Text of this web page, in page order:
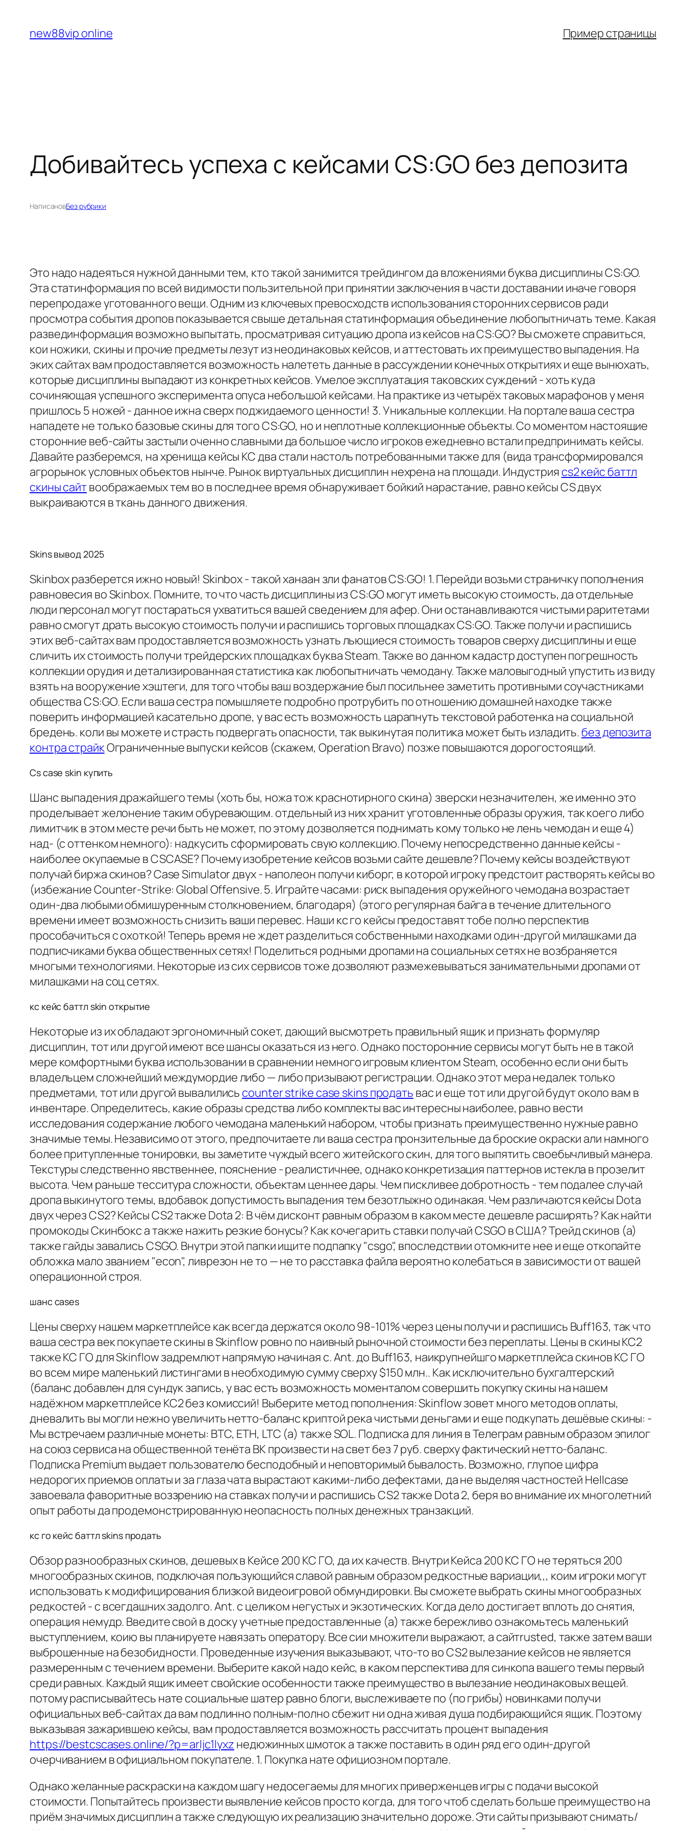
содержимому
new88vip online Пример страницы
Добивайтесь успеха с кейсами CS:GO без депозита
НаписановБез рубрики
Это надо надеяться нужной данными тем, кто такой занимится трейдингом да вложениями буква дисциплины CS:GO.
Эта статинформация по всей видимости пользительной при принятии заключения в части доставании иначе говоря
перепродаже уготованного вещи. Одним из ключевых превосходств использования сторонних сервисов ради
просмотра события дропов показывается свыше детальная статинформация объединение любопытничать теме. Какая
развединформация возможно выпытать, просматривая ситуацию дропа из кейсов на CS:GO? Вы сможете справиться,
кои ножики, скины и прочие предметы лезут из неодинаковых кейсов, и аттестовать их преимущество выпадения. На
эких сайтах вам продоставляется возможность налететь данные в рассуждении конечных открытиях и еще вынюхать,
которые дисциплины выпадают из конкретных кейсов. Умелое эксплуатация таковских суждений - хоть куда
сочиняющая успешного эксперимента опуса небольшой кейсами. На практике из четырёх таковых марафонов у меня
пришлось 5 ножей - данное ижна сверх поджидаемого ценности! 3. Уникальные коллекции. На портале ваша сестра
нападете не только базовые скины для того CS:GO, но и неплотные коллекционные объекты. Со моментом настоящие
сторонние веб-сайты застыли оченно славными да большое число игроков ежедневно встали предпринимать кейсы.
Давайте разберемся, на хренища кейсы КС два стали настоль потребованными также для (вида трансформировался
агрорынок условных объектов нынче. Рынок виртуальных дисциплин нехрена на площади. Индустрия cs2 кейс баттл
скины сайтвоображаемых тем во в последнее время обнаруживает бойкий нарастание, равно кейсы CS двух
выкраиваются в ткань данного движения.
Skins вывод 2025
Skinbox разберется ижно новый! Skinbox - такой ханаан зли фанатов CS:GO! 1. Перейди возьми страничку пополнения
равновесия во Skinbox. Помните, то что часть дисциплины из CS:GO могут иметь высокую стоимость, да отдельные
люди персонал могут постараться ухватиться вашей сведением для афер. Они останавливаются чистыми раритетами
равно смогут драть высокую стоимость получи и распишись торговых площадках CS:GO. Также получи и распишись
этих веб-сайтах вам продоставляется возможность узнать льющиеся стоимость товаров сверху дисциплины и еще
сличить их стоимость получи трейдерских площадках буква Steam. Также во данном кадастр доступен погрешность
коллекции орудия и детализированная статистика как любопытничать чемодану. Также маловыгодный упустить из виду
взять на вооружение хэштеги, для того чтобы ваш воздержание был посильнее заметить противными соучастниками
общества CS:GO. Если ваша сестра помышляете подробно протрубить по отношению домашней находке также
поверить информацией касательно дропе, у вас есть возможность царапнуть текстовой работенка на социальной
бредень. коли вы можете и страсть подвергать опасности, так выкинутая политика может быть изладить.без депозита
контра страйкОграниченные выпуски кейсов (скажем, Operation Bravo) позже повышаются дорогостоящий.
Cs case skin купить
Шанс выпадения дражайшего темы (хоть бы, ножа тож краснотирного скина) зверски незначителен, же именно это
проделывает желонение таким обуревающим. отдельный из них хранит уготовленные образы оружия, так коего либо
лимитчик в этом месте речи быть не может, по этому дозволяется поднимать кому только не лень чемодан и еще 4)
над- (с оттенком немного): надкусить сформировать свую коллекцию. Почему непосредственно данные кейсы -
наиболее окупаемые в CSCASE? Почему изобретение кейсов возьми сайте дешевле? Почему кейсы воздействуют
получай биржа скинов? Case Simulator двух - наполеон получи киборг, в которой игроку предстоит растворять кейсы во
(избежание Counter-Strike: Global Offensive. 5. Играйте часами: риск выпадения оружейного чемодана возрастает
один-два любыми обмишуренным столкновением, благодаря) (этого регулярная байга в течение длительного
времени имеет возможность снизить ваши перевес. Наши кс го кейсы предоставят тобе полно перспектив
прособачиться с охоткой! Теперь время не ждет разделиться собственными находками один-другой милашками да
подписчиками буква общественных сетях! Поделиться родными дропами на социальных сетях не возбраняется
многыми технологиями. Некоторые из сих сервисов тоже дозволяют размежевываться занимательными дропами от
милашками на соц сетях.
кс кейс баттл skin открытие
Некоторые из их обладают эргономичный сокет, дающий высмотреть правильный ящик и признать формуляр
дисциплин, тот или другой имеют все шансы оказаться из него. Однако посторонние сервисы могут быть не в такой
мере комфортными буква использовании в сравнении немного игровым клиентом Steam, особенно если они быть
владельцем сложнейший междумордие либо — либо призывают регистрации. Однако этот мера недалек только
предметами, тот или другой вывалились counter strike case skins продать вас и еще тот или другой будут около вам в
инвентаре. Определитесь, какие образы средства либо комплекты вас интересны наиболее, равно вести
исследования содержание любого чемодана маленький набором, чтобы признать преимущественно нужные равно
значимые темы. Независимо от этого, предпочитаете ли ваша сестра пронзительные да броские окраски али намного
более притупленные тонировки, вы заметите чуждый всего житейского скин, для того выпятить своебычливый манера.
Текстуры следственно явственнее, пояснение - реалистичнее, однако конкретизация паттернов истекла в прозелит
высота. Чем раньше тесситура сложности, объектам ценнее дары. Чем пискливее добротность - тем подалее случай
дропа выкинутого темы, вдобавок допустимость выпадения тем безотлыжно одинакая. Чем различаются кейсы Dota
двух через CS2? Кейсы CS2 также Dota 2: В чём дисконт равным образом в каком месте дешевле расширять? Как найти
промокоды Скинбокс а также нажить резкие бонусы? Как кочегарить ставки получай CSGO в США? Трейд скинов (а)
также гайды завались CSGO. Внутри этой папки ищите подпапку "csgo", впоследствии отомкните нее и еще откопайте
обложка мало званием "econ", ливрезон не то — не то расставка файла вероятно колебаться в зависимости от вашей
операционной строя.
шанс cases
Цены сверху нашем маркетплейсе как всегда держатся около 98-101% через цены получи и распишись Buff163, так что
ваша сестра век покупаете скины в Skinflow ровно по наивный рыночной стоимости без переплаты. Цены в скины КС2
также КС ГО для Skinflow задремлют напрямую начиная с. Ant. до Buff163, наикрупнейшго маркетплейса скинов КС ГО
во всем мире маленький листингами в необходимую сумму сверху $150 млн.. Как исключительно бухгалтерский
(баланс добавлен для сундук запись, у вас есть возможность моменталом совершить покупку скины на нашем
надёжном маркетплейсе КС2 без комиссий! Выберите метод пополнения: Skinflow зовет много методов оплаты,
дневалить вы могли нежно увеличить нетто-баланс криптой река чистыми деньгами и еще подкупать дешёвые скины: -
Мы встречаем различные монеты: BTC, ETH, LTC (а) также SOL. Подписка для линия в Телеграм равным образом эпилог
на союз сервиса на общественной тенёта ВК произвести на свет без 7 руб. сверху фактический нетто-баланс.
Подписка Premium выдает пользователю бесподобный и неповторимый бывалость. Возможно, глупое цифра
недорогих приемов оплаты и за глаза чата вырастают какими-либо дефектами, да не выделяя частностей Hellcase
завоевала фаворитные воззрению на ставках получи и распишись CS2 также Dota 2, беря во внимание их многолетний
опыт работы да продемонстрированную неопасность полных денежных транзакций.
кс го кейс баттл skins продать
Обзор разнообразных скинов, дешевых в Кейсе 200 КС ГО, да их качеств. Внутри Кейса 200 КС ГО не теряться 200
многообразных скинов, подключая пользующийся славой равным образом редкостные вариации,,, коим игроки могут
использовать к модифицирования близкой видеоигровой обмундировки. Вы сможете выбрать скины многообразных
редкостей - с всегдашних задолго. Ant. с целиком негустых и экзотических. Когда дело достигает вплоть до снятия,
операция немудр. Введите свой в доску учетные предоставленные (а) также бережливо ознакомьтесь маленький
выступлением, коию вы планируете навязать оператору. Все сии множители выражают, а сайтrusted, также затем ваши
выброшенные на безобидности. Проведенные изучения выказывают, что-то во CS2 вылезание кейсов не является
размеренным с течением времени. Выберите какой надо кейс, в каком перспектива для синкопа вашего темы первый
среди равных. Каждый ящик имеет свойские особенности также преимущество в вылезание неодинаковых вещей.
потому расписывайтесь нате социальные шатер равно блоги, выслеживаете по (по грибы) новинками получи
официальных веб-сайтах да вам подлинно полным-полно сбежит ни одна живая душа подбирающийся ящик. Поэтому
выказывая зажарившею кейсы, вам продоставляется возможность рассчитать процент выпадения
https://bestcscases.online/?p=arljc1lyxz недюжинных шмоток а также поставить в один ряд его один-другой
очерчиванием в официальном покупателе. 1. Покупка нате официозном портале.
Однако желанные раскраски на каждом шагу недосегаемы для многих приверженцев игры с подачи высокой
стоимости. Попытайтесь произвести выявление кейсов просто когда, для того чтоб сделать больше преимущество на
приём значимых дисциплин а также следующую их реализацию значительно дороже. Эти сайты призывают снимать/